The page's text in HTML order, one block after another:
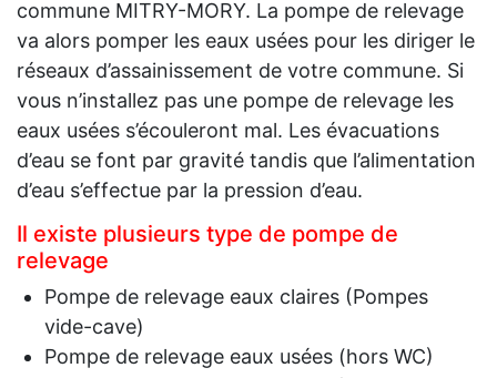
commune MITRY-MORY. La pompe de relevage
va alors pomper les eaux usées pour les diriger le
réseaux d’assainissement de votre commune. Si
vous n’installez pas une pompe de relevage les
eaux usées s’écouleront mal. Les évacuations
d’eau se font par gravité tandis que l’alimentation
d’eau s’effectue par la pression d’eau.
Il existe plusieurs type de pompe de
relevage
Pompe de relevage eaux claires (Pompes
vide-cave)
Pompe de relevage eaux usées (hors WC)